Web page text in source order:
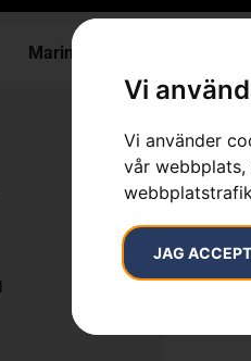
Vi
Vi använder
vår
JAG
Marint
Endast ett